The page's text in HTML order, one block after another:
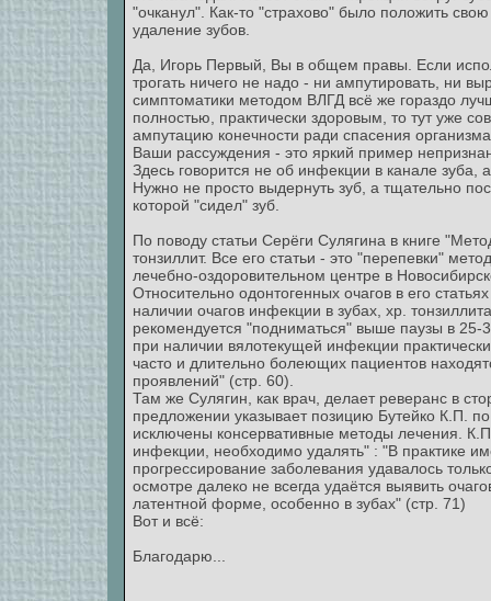
"очканул". Как-то "страхово" было положить
удаление зубов.
Да, Игорь Первый, Вы в общем правы. Если
трогать ничего не надо - ни ампутировать, ни
симптоматики методом ВЛГД всё же гораздо
полностью, практически здоровым, то тут уже
ампутацию конечности ради спасения
Ваши рассуждения - это яркий пример
Здесь говорится не об инфекции в канале
Нужно не просто выдернуть зуб, а тщательно
которой "сидел" зуб.
По поводу статьи Серёги Сулягина в книге
тонзиллит. Все его статьи - это "перепевки"
лечебно-оздоровительном центре в
Относительно одонтогенных очагов в его
наличии очагов инфекции в зубах, хр.
рекомендуется "подниматься" выше паузы в 25-
при наличии вялотекущей инфекции
часто и длительно болеющих пациентов
проявлений" (стр. 60).
Там же Сулягин, как врач, делает реверанс в
предложении указывает позицию Бутейко К.П.
исключены консервативные методы лечения.
инфекции, необходимо удалять" : "В практике
прогрессирование заболевания удавалось
осмотре далеко не всегда удаётся выявить
латентной форме, особенно в зубах" (стр. 71)
Вот и всё:
Благодарю...